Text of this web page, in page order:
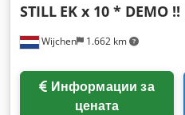
Wijchen 1.662 km
STILL EK x 10 * DEMO !!
цената